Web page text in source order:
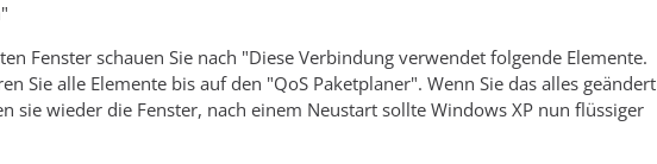
Fenster schauen Sie nach "Diese Verbindung verwendet folgende Elemente.
Sie alle Elemente bis auf den "QoS Paketplaner". Wenn Sie das alles geändert
sie wieder die Fenster, nach einem Neustart sollte Windows XP nun flüssiger